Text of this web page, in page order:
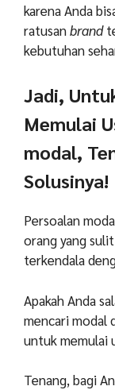
karena Anda
ratusanbrand
kebutuhan
Jadi,
Memulai
modal,
Solusinya!
Persoalan
orang yang
terkendala
Apakah Anda
mencari modal
untuk memulai
Tenang, bagi